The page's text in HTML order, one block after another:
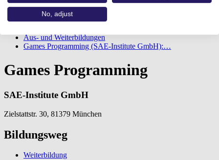
Aus- und Weiterbildungen
Games Programming (SAE-Institute GmbH):…
Games Programming
SAE-Institute GmbH
Zielstattstr. 30, 81379 München
Bildungsweg
Weiterbildung
No, adjust